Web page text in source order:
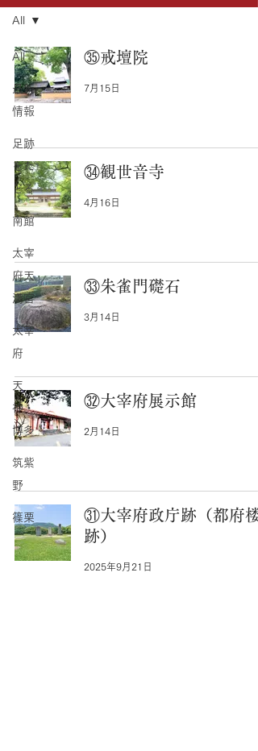
All
最新
情報
足跡
をた
どる
南館
太宰
府天
満宮
太宰
府
天
神・
博多
筑紫
野
篠栗
All
㉟戒壇院
7月15日
㉞観世音寺
4月16日
㉝朱雀門礎石
3月14日
㉜大宰府展示館
2月14日
㉛大宰府政庁跡（都府楼
跡）
2025年9月21日